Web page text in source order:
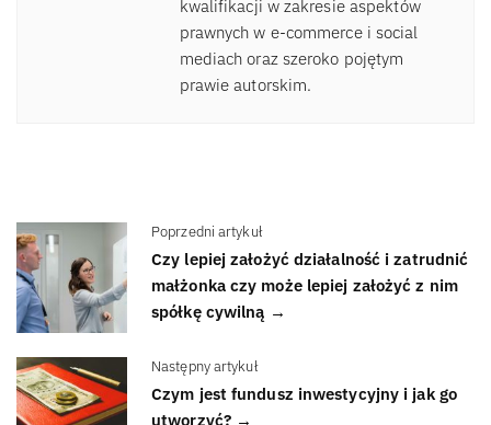
kwalifikacji w zakresie aspektów
prawnych w e-commerce i social
mediach oraz szeroko pojętym
prawie autorskim.
Poprzedni artykuł
Czy lepiej założyć działalność i zatrudnić
małżonka czy może lepiej założyć z nim
spółkę cywilną →
Następny artykuł
Czym jest fundusz inwestycyjny i jak go
utworzyć? →